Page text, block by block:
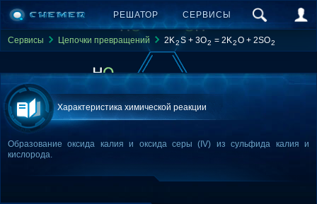
РЕШАТОР СЕРВИСЫ
Сервисы Цепочки превращений 2K2S + 3O2 = 2K2O + 2SO2
Характеристика химической реакции
Образование оксида калия и оксида серы (IV) из сульфида калия и
кислорода.